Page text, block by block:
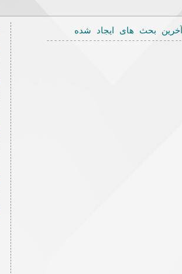
آخرین بحث های ایجاد شده
-----------------------------------